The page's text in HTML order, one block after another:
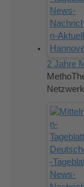
2 Jahre